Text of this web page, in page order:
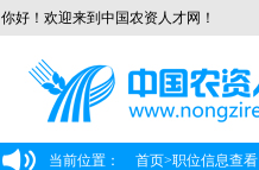
你好！欢迎来到中国农资人才网！
当前位置： 首页>职位信息查看